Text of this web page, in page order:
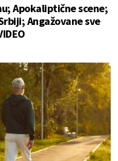
Apokaliptične scene;
Angažovane sve